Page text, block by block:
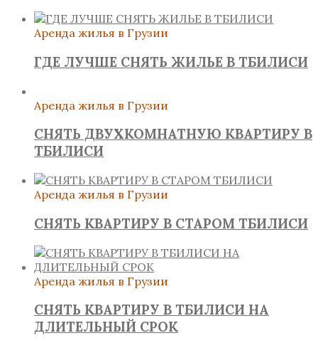
Аренда жилья в Грузии
ГДЕ ЛУЧШЕ СНЯТЬ ЖИЛЬЕ В ТБИЛИСИ
Аренда жилья в Грузии
СНЯТЬ ДВУХКОМНАТНУЮ КВАРТИРУ В
ТБИЛИСИ
Аренда жилья в Грузии
СНЯТЬ КВАРТИРУ В СТАРОМ ТБИЛИСИ
Аренда жилья в Грузии
СНЯТЬ КВАРТИРУ В ТБИЛИСИ НА
ДЛИТЕЛЬНЫЙ СРОК